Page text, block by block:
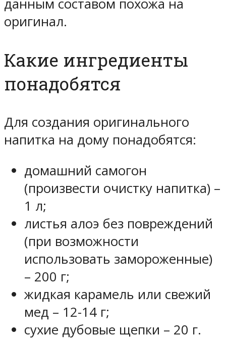
данным составом похожа на
оригинал.
Какие ингредиенты
понадобятся
Для создания оригинального
напитка на дому понадобятся:
домашний самогон
(произвести очистку напитка) –
1 л;
листья алоэ без повреждений
(при возможности
использовать замороженные)
– 200 г;
жидкая карамель или свежий
мед – 12-14 г;
сухие дубовые щепки – 20 г.